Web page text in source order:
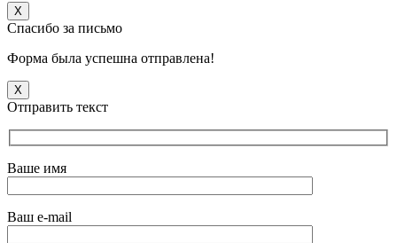
X
Спасибо за письмо
Форма была успешна отправлена!
X
Отправить текст
Ваше имя
Ваш e-mail